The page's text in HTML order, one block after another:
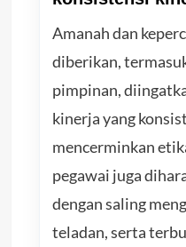
Amanah dan
diberikan,
pimpinan,
kinerja yang
mencerminkan
pegawai juga
dengan saling
teladan, serta